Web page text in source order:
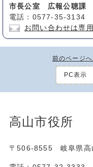
市長公室 広報公聴課
電話：0577-35-3134
お問い合わせは専
前のページへ
PC表示
高山市役所
〒506-8555 岐阜県